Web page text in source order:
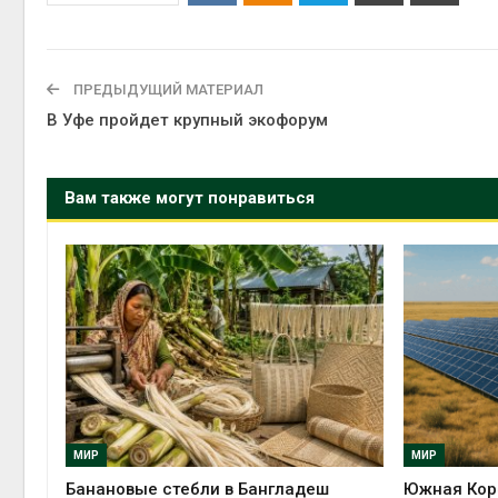
ПРЕДЫДУЩИЙ МАТЕРИАЛ
В Уфе пройдет крупный экофорум
Вам также могут понравиться
МИР
Банановые стебли в Бангладеш
МИР
Южная
строительство мусорных
Панамский канал вновь
пресной воды
Авг 6, 2026